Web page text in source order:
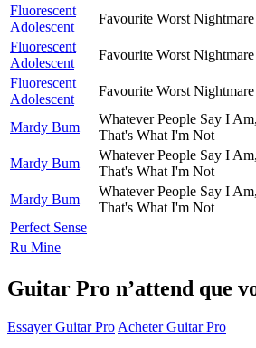
Fluorescent
Adolescent
Favourite Worst Nightmare
Fluorescent
Adolescent
Favourite Worst Nightmare
Fluorescent
Adolescent
Favourite Worst Nightmare
Mardy Bum
Whatever People Say I Am,
That's What I'm Not
Mardy Bum
Whatever People Say I Am,
That's What I'm Not
Mardy Bum
Whatever People Say I Am,
That's What I'm Not
Perfect Sense
Ru Mine
Guitar Pro n’attend que
Essayer Guitar Pro Acheter Guitar Pro